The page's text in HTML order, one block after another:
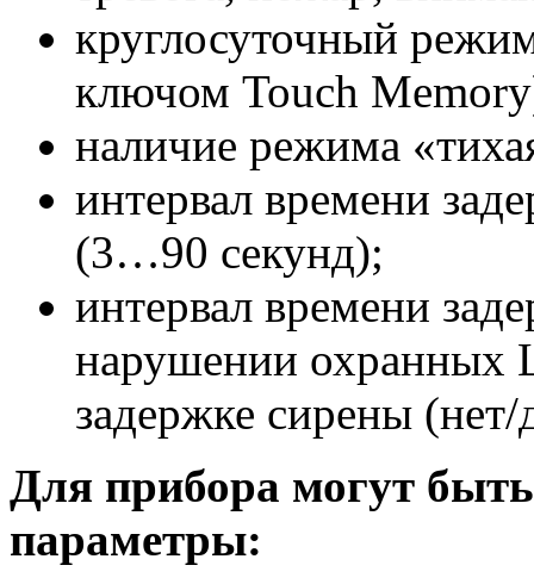
круглосуточный
ключом Touch
наличие режима
интервал времени
(3…90 секунд);
интервал времени
нарушении охранных
задержке сирены
Для прибора могут
параметры: